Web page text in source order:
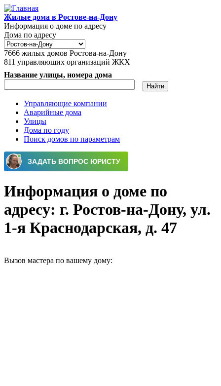
Перейти к основному содержанию
Жилые дома в Ростове-на-Дону
Информация о доме по адресу
Дома по адресу
7666 жилых домов Ростова-на-Дону
811 управляющих организаций ЖКХ
Название улицы, номера дома
Главное меню
Управляющие компании
Аварийные дома
Улицы
Дома по году
Поиск домов по параметрам
Информация о доме по
адресу: г. Ростов-на-Дону, ул.
1-я Краснодарская, д. 47
Вызов мастера по вашему дому: